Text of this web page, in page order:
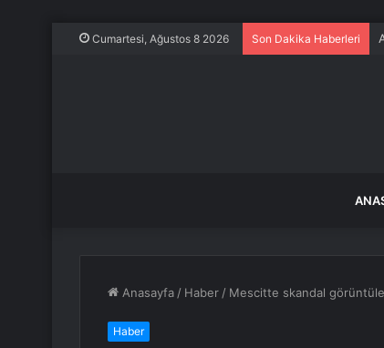
Cumartesi, Ağustos 8 2026 Son Dakika Haberleri
Anasayfa / Haber / Mescitte skandal
Haber